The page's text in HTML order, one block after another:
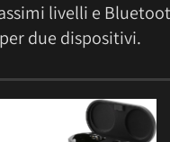
livelli e
due dispositivi.